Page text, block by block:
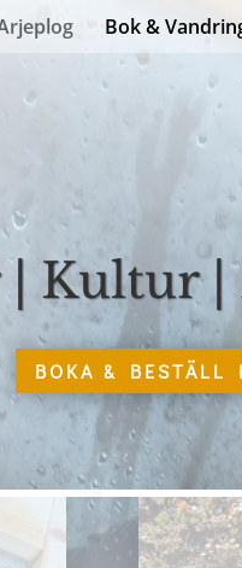
Bok &
| Kultur
BOKA & BESTÄLL